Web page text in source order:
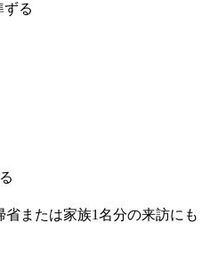
ずる
または家族1名分の来訪にも